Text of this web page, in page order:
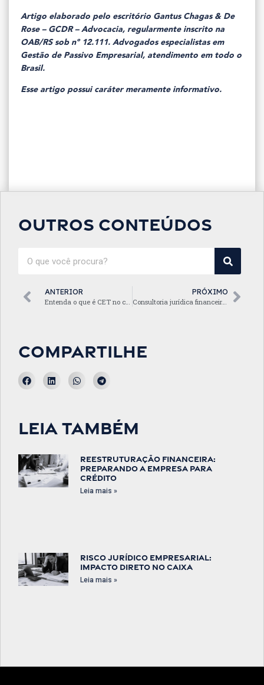
Artigo elaborado pelo escritório Gantus Chagas & De
Rose – GCDR – Advocacia, regularmente inscrito na
OAB/RS sob nº 12.111. Advogados especialistas em
Gestão de Passivo Empresarial, atendimento em todo o
Brasil.
Esse artigo possui caráter meramente informativo.
Outros conteúdos
ANTERIOR
Entenda o que é CET no crédito PJ
PRÓXIMO
Consultoria jurídica financeira: o que é confissão de dívida
Compartilhe
Leia também
Reestruturação financeira:
preparando a empresa para
crédito
Leia mais »
Risco jurídico empresarial:
impacto direto no caixa
Leia mais »